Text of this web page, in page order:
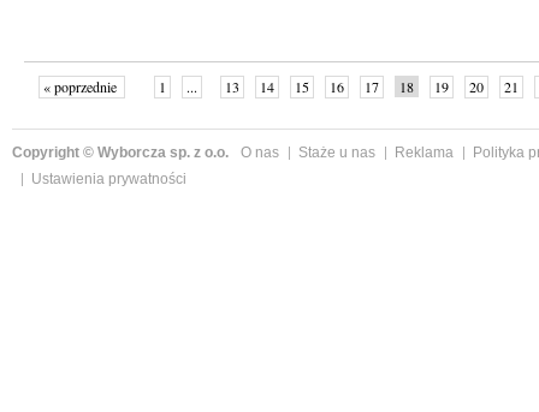
« poprzednie 1 ... 13 14 15 16 17 18 19 20 21
Copyright © Wyborcza sp. z o.o. O nas Staże u nas Reklama
Polityka
Ustawienia prywatności